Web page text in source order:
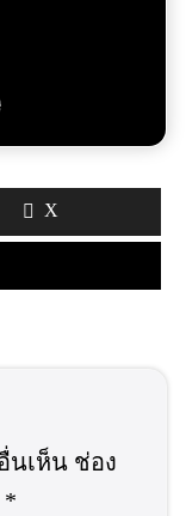
X
นเห็น ช่อง
*